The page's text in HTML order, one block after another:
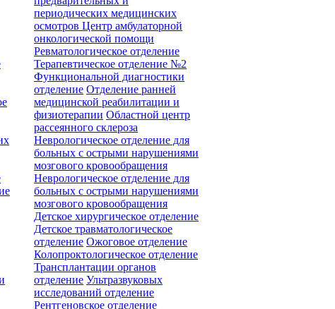
периодических медицинских
осмотровЦентр амбулаторной
онкологической помощи
Ревматологическое отделение
Терапевтическое отделение №2
Функциональной диагностики
отделение Отделение ранней
медицинской реабилитации и
физиотерапии Областной центр
рассеянного склероза
Неврологическое отделение для
больных с острыми нарушениями
мозгового кровообращения
Неврологическое отделение для
больных с острыми нарушениями
мозгового кровообращения
Детское хирургическое отделение
Детское травматологическое
отделение Ожоговое отделение
Колопроктологическое отделение
Трансплантации органов
отделение Ультразвуковых
исследований отделение
Рентгеновское отделение